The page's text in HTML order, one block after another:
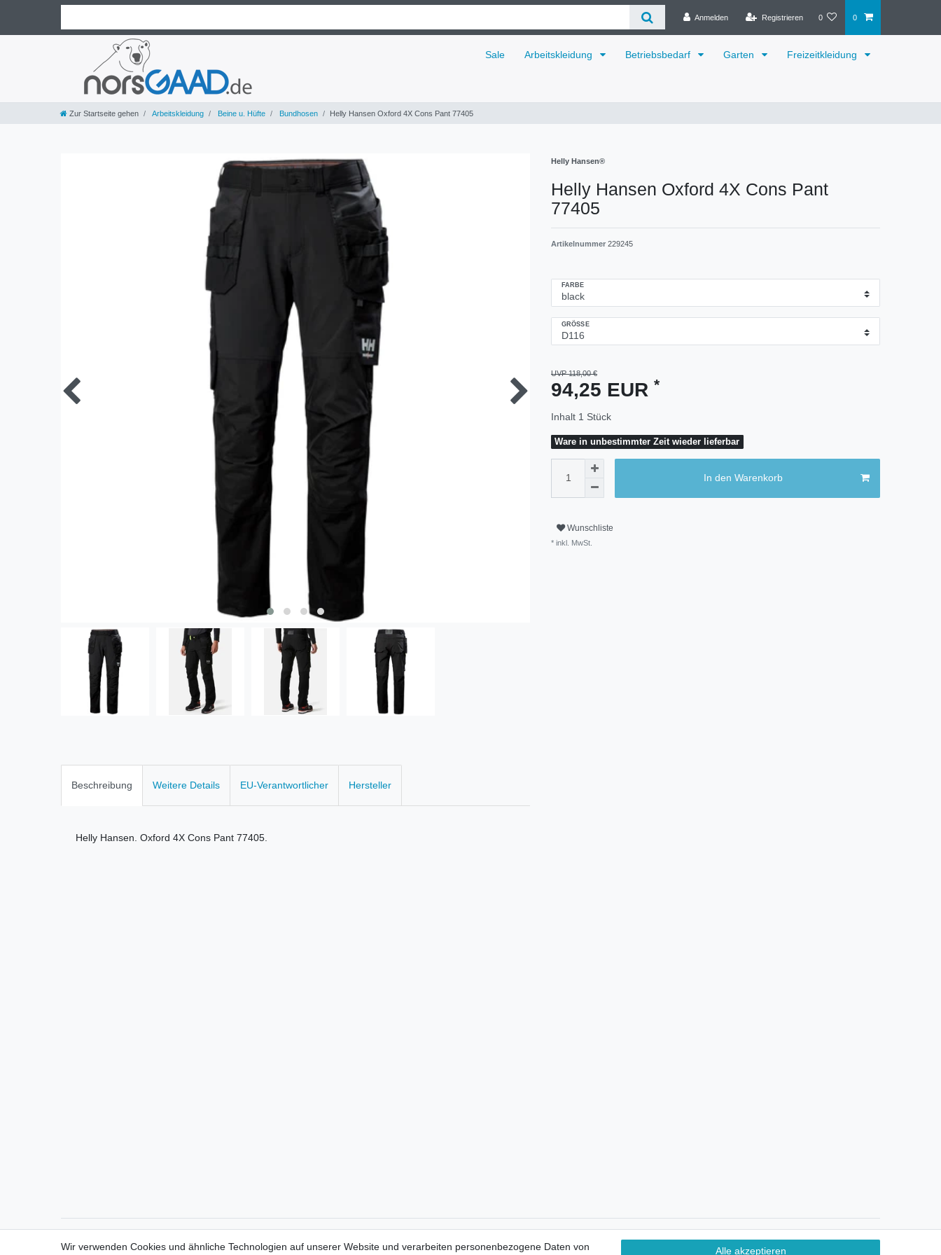
Anmelden Registrieren 0 0
Sale Arbeitskleidung Betriebsbedarf Garten Freizeitkleidung
Zur Startseite gehen Arbeitskleidung Beine u. Hüfte Bundhosen Helly Hansen Oxford 4X Cons Pant 77405
Helly Hansen®
Helly Hansen Oxford 4X Cons Pant
77405
Artikelnummer 229245
FARBE
GRÖSSE
UVP 118,00 €
94,25 EUR *
Inhalt 1 Stück
Ware in unbestimmter Zeit wieder lieferbar
In den Warenkorb
Wunschliste
* inkl. MwSt.
Beschreibung Weitere Details EU-Verantwortlicher Hersteller
Helly Hansen. Oxford 4X Cons Pant 77405.
Wir verwenden Cookies und ähnliche Technologien auf unserer Website und verarbeiten personenbezogene Daten von
Alle akzeptieren